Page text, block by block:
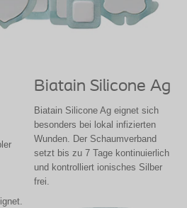
Biatain Silicone Ag
Biatain Silicone Ag eignet sich
besonders bei lokal infizierten
Wunden. Der Schaumverband
setzt bis zu 7 Tage kontinuierlich
und kontrolliert ionisches Silber
frei.